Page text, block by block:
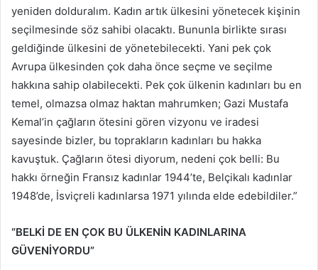
yeniden dolduralım. Kadın artık ülkesini yönetecek kişinin
seçilmesinde söz sahibi olacaktı. Bununla birlikte sırası
geldiğinde ülkesini de yönetebilecekti. Yani pek çok
Avrupa ülkesinden çok daha önce seçme ve seçilme
hakkına sahip olabilecekti. Pek çok ülkenin kadınları bu en
temel, olmazsa olmaz haktan mahrumken; Gazi Mustafa
Kemal’in çağların ötesini gören vizyonu ve iradesi
sayesinde bizler, bu toprakların kadınları bu hakka
kavuştuk. Çağların ötesi diyorum, nedeni çok belli: Bu
hakkı örneğin Fransız kadınlar 1944’te, Belçikalı kadınlar
1948’de, İsviçreli kadınlarsa 1971 yılında elde edebildiler.”
“BELKİ DE EN ÇOK BU ÜLKENİN KADINLARINA
GÜVENİYORDU”